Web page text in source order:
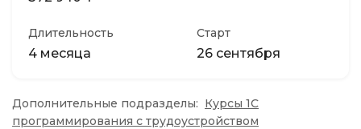
Длительность
4 месяца
Старт
26 сентября
Дополнительные подразделы: Курсы 1С
программирования с трудоустройством